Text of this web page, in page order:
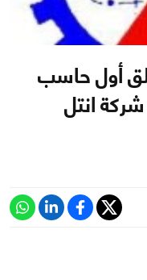
أول حاسب
انتل